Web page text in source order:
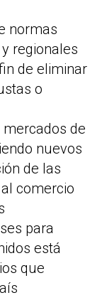
normas
regionales
de eliminar
o
de
nuevos
de las
comercio
para
está
que